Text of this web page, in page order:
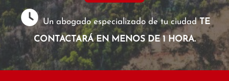
Un abogado especializado de tu ciudadTE
CONTACTARÁ EN MENOS DE 1 HORA.